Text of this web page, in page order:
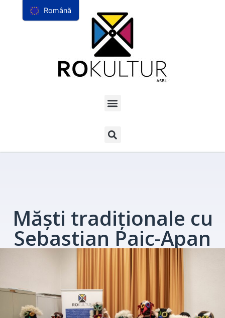
Măști tradiționale cu
Sebastian Paic-Apan
Română